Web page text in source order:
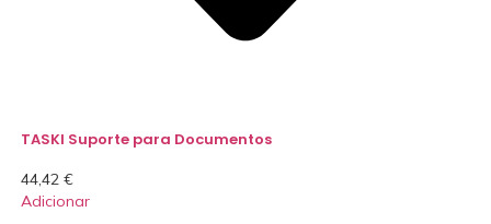
TASKI Suporte para Documentos
44,42 €
Adicionar